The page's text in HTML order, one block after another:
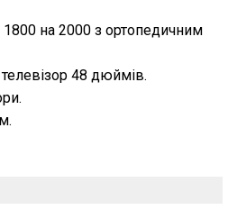
на 2000 з ортопедичним
48 дюймів.